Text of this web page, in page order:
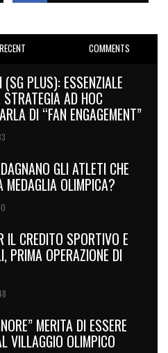
RECENT COMMENTS
(SG PLUS): ESSENZIALE
STRATEGIA AD HOC
DI “FAN ENGAGEMENT”
GLI ATLETI CHE
MEDAGLIA OLIMPICA?
IL CREDITO SPORTIVO E
PRIMA OPERAZIONE DI
MERITA DI ESSERE
VILLAGGIO OLIMPICO